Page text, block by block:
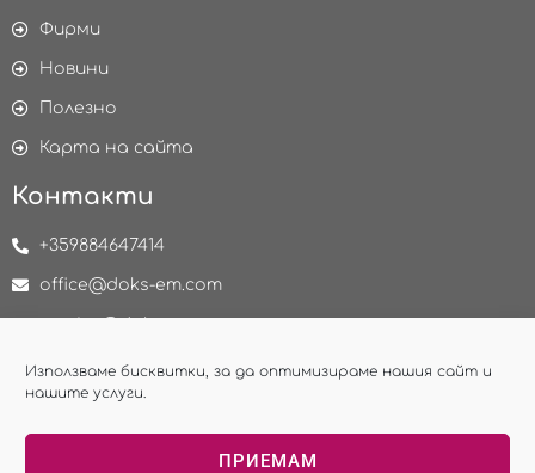
Използваме бисквитки, за да оптимизираме нашия сайт и
нашите услуги.
ПРИЕМАМ
Фирми
Новини
Полезно
Карта на сайта
Контакти
+359884647414
office@doks-em.com
delivery@doks-em.com
НАПРАВИ ЗАПИТВАНЕ